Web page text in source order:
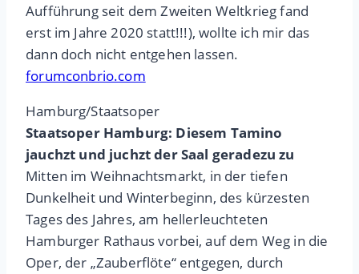
Aufführung seit dem Zweiten Weltkrieg fand
erst im Jahre 2020 statt!!!), wollte ich mir das
dann doch nicht entgehen lassen.
forumconbrio.com
Hamburg/Staatsoper
Staatsoper Hamburg: Diesem Tamino
jauchzt und juchzt der Saal geradezu zu
Mitten im Weihnachtsmarkt, in der tiefen
Dunkelheit und Winterbeginn, des kürzesten
Tages des Jahres, am hellerleuchteten
Hamburger Rathaus vorbei, auf dem Weg in die
Oper, der „Zauberflöte“ entgegen, durch